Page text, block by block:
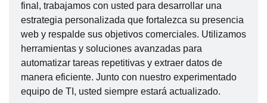
final, trabajamos con usted para desarrollar una
estrategia personalizada que fortalezca su presencia
web y respalde sus objetivos comerciales. Utilizamos
herramientas y soluciones avanzadas para
automatizar tareas repetitivas y extraer datos de
manera eficiente. Junto con nuestro experimentado
equipo de TI, usted siempre estará actualizado.